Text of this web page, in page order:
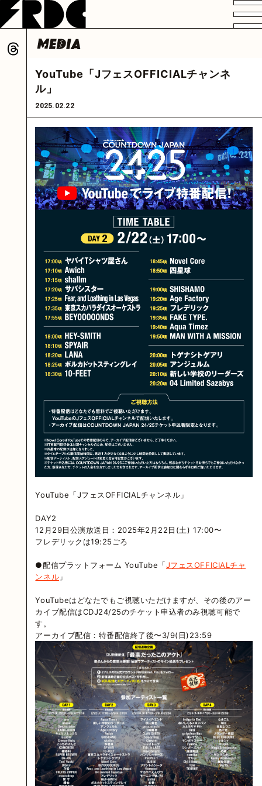
VIDEO
DISCOGRAPHY
GOODS FAN CLUB
HOME
YouTube「JフェスOFFICIALチャンネ
ル」
2025.02.22
YouTube「JフェスOFFICIALチャンネル」
DAY2
12月29日公演放送日：2025年2月22日(土) 17:00〜
フレデリックは19:25ごろ
●配信プラットフォーム YouTube「JフェスOFFICIALチャ
ンネル 」
YouTubeはどなたでもご視聴いただけますが、その後のアー
カイブ配信はCDJ24/25のチケット申込者のみ視聴可能で
す。
アーカイブ配信：特番配信終了後〜3/9(日)23:59